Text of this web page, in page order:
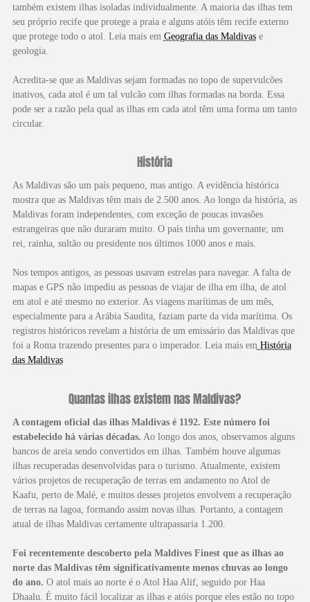
também existem ilhas isoladas individualmente. A maioria das ilhas tem
seu próprio recife que protege a praia e alguns atóis têm recife externo
que protege todo o atol. Leia mais em Geografia das Maldivase
geologia.
Acredita-se que as Maldivas sejam formadas no topo de supervulcões
inativos, cada atol é um tal vulcão com ilhas formadas na borda. Essa
pode ser a razão pela qual as ilhas em cada atol têm uma forma um tanto
circular.
História
As Maldivas são um país pequeno, mas antigo. A evidência histórica
mostra que as Maldivas têm mais de 2.500 anos. Ao longo da história, as
Maldivas foram independentes, com exceção de poucas invasões
estrangeiras que não duraram muito. O país tinha um governante; um
rei, rainha, sultão ou presidente nos últimos 1000 anos e mais.
Nos tempos antigos, as pessoas usavam estrelas para navegar. A falta de
mapas e GPS não impediu as pessoas de viajar de ilha em ilha, de atol
em atol e até mesmo no exterior. As viagens marítimas de um mês,
especialmente para a Arábia Saudita, faziam parte da vida marítima. Os
registros históricos revelam a história de um emissário das Maldivas que
foi a Roma trazendo presentes para o imperador. Leia mais emHistória
das Maldivas
Quantas ilhas existem nas Maldivas?
A contagem oficial das ilhas Maldivas é 1192. Este número foi
estabelecido há várias décadas. Ao longo dos anos, observamos alguns
bancos de areia sendo convertidos em ilhas. Também houve algumas
ilhas recuperadas desenvolvidas para o turismo. Atualmente, existem
vários projetos de recuperação de terras em andamento no Atol de
Kaafu, perto de Malé, e muitos desses projetos envolvem a recuperação
de terras na lagoa, formando assim novas ilhas. Portanto, a contagem
atual de ilhas Maldivas certamente ultrapassaria 1.200.
Foi recentemente descoberto pela Maldives Finest que as ilhas ao
norte das Maldivas têm significativamente menos chuvas ao longo
do ano. O atol mais ao norte é o Atol Haa Alif, seguido por Haa
Dhaalu. É muito fácil localizar as ilhas e atóis porque eles estão no topo